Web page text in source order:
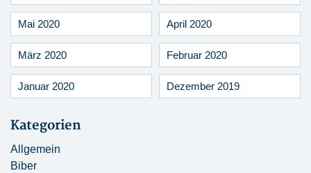
Mai 2020 April 2020
März 2020 Februar 2020
Januar 2020 Dezember 2019
Kategorien
Allgemein
Biber